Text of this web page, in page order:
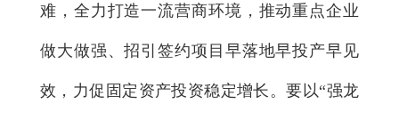
难，全力打造一流营商环境，推动重点企业
做大做强、招引签约项目早落地早投产早见
效，力促固定资产投资稳定增长。要以“强龙